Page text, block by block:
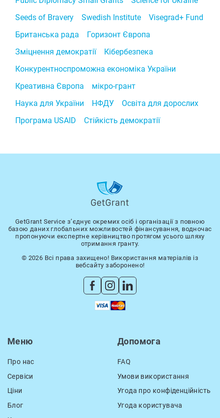
Seeds of Bravery
Swedish Institute
Visegrad+ Fund
Британська рада
Горизонт Європа
Зміцнення демократії
Кібербезпека
Конкурентноспроможна економіка України
Креативна Європа
мікро-грант
Наука для України
НФДУ
Освіта для дорослих
Програма USAID
Стійкість демократії
GetGrant Service з’єднує окремих осіб і організації з повною
базою даних глобальних можливостей фінансування, водночас
пропонуючи експертне керівництво протягом усього шляху
отримання гранту.
© 2026 Всі права захищено! Використання матеріалів із
вебсайту заборонено!
Меню
Про нас
Сервіси
Ціни
Блог
Допомога
FAQ
Умови використання
Угода про конфіденційність
Угода користувача